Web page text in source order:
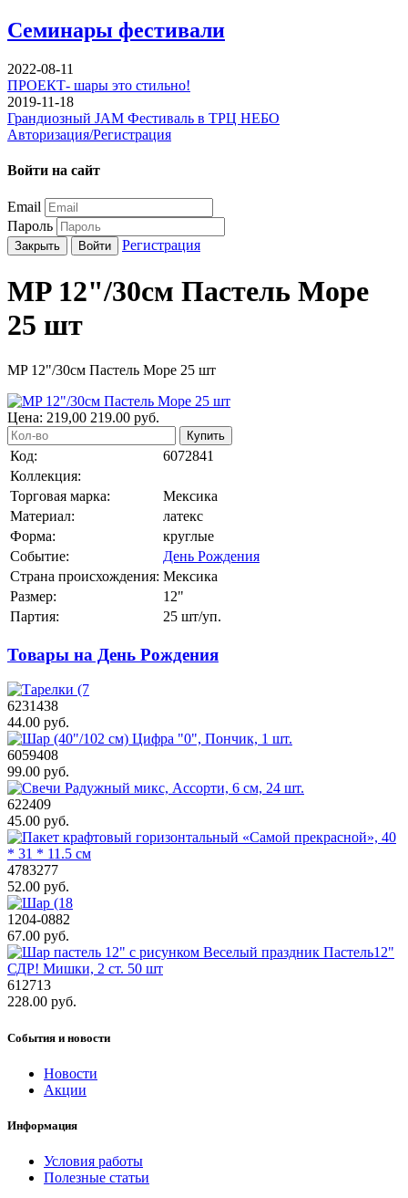
Семинары фестивали
2022-08-11
ПРОЕКТ- шары это стильно!
2019-11-18
Грандиозный JAM Фестиваль в ТРЦ НЕБО
Авторизация/Регистрация
Войти на сайт
Email
Пароль
Закрыть Войти Регистрация
MP 12"/30см Пастель Море
25 шт
MP 12"/30см Пастель Море 25 шт
Цена: 219,00 219.00 руб.
Купить
Код:
6072841
Коллекция:
Торговая марка:
Мексика
Материал:
латекс
Форма:
круглые
Событие:
День Рождения
Страна происхождения: Мексика
Размер:
12"
Партия:
25 шт/уп.
Товары на День Рождения
6231438
44.00 руб.
6059408
99.00 руб.
622409
45.00 руб.
4783277
52.00 руб.
1204-0882
67.00 руб.
612713
228.00 руб.
События и новости
Новости
Акции
Информация
Условия работы
Полезные статьи